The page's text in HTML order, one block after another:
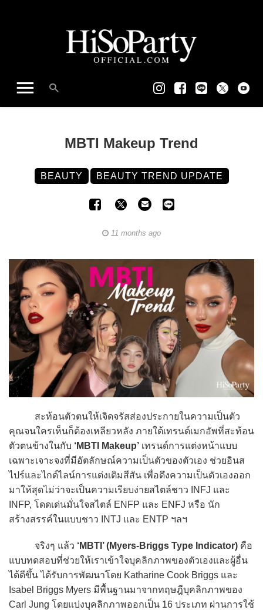
MBTI Makeup Trend
BEAUTY BEAUTY TREND UPDATE
11 months ago
สะท้อนตัวตนให้เจิดจรัสส่องประกายในความเป็นตัว
คุณจนใครเห็นก็ต้องเหลียวหลัง ภายใต้เทรนด์เมกอัพที่สะท้อน
ตัวตนข้างในกับ ‘MBTI Makeup’ เทรนด์การแต่งหน้าแบบ
เฉพาะเจาะจงที่มีอัตลักษณ์ความเป็นตัวของตัวเอง ช่วยอินส
ไปร์และไกด์ไลน์การแต่งเติมสีสัน เพื่อดึงความเป็นตัวเองออก
มาให้สุดไม่ว่าจะเป็นความเรียบง่ายสไตล์ชาว INFJ และ
INFP, โดดเด่นมั่นใจสไตล์ ENFP และ ENFJ หรือ นัก
สร้างสรรค์ในแบบชาว INTJ และ ENTP ฯลฯ
จริงๆ แล้ว ‘MBTI’ (Myers-Briggs Type Indicator) คือ
แบบทดสอบที่ช่วยให้เราเข้าใจบุคลิกภาพของตัวเองและผู้อื่น
ได้ดีขึ้น ได้รับการพัฒนาโดย Katharine Cook Briggs และ
Isabel Briggs Myers มีพื้นฐานมาจากทฤษฎีบุคลิกภาพของ
Carl Jung โดยแบ่งบุคลิกภาพออกเป็น 16 ประเภท ผ่านการใช้